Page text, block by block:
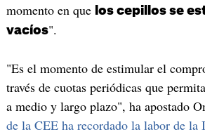
momento en que los cepillos se
vacíos".
"Es el momento de estimular el
través de cuotas periódicas que
a medio y largo plazo", ha apostado
de la CEE ha recordado la labor de la